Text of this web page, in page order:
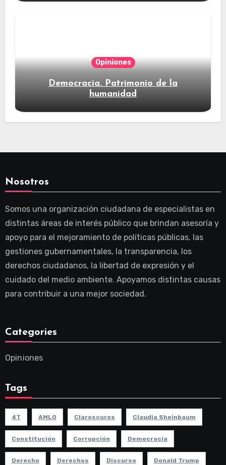
Opiniones
Democracia. Patrimonio de la
humanidad
Nosotros
Somos una organización ciudadana de especialistas en
distintas áreas de interés público que brindan asesoría y
apoyo para el mejoramiento de políticas públicas, las
gestiones gubernamentales, la transparencia, los
derechos ciudadanos, la libertad de expresión y el
cuidado del medio ambiente. Apoyamos distintas causas
para contribuir a una mejor sociedad.
Categories
Opiniones
Tags
4T AMLO Claroscuros Claudia Sheinbaum
Constitución Corrupción Democracia
Derecho Derechos Discurso Donald Trump